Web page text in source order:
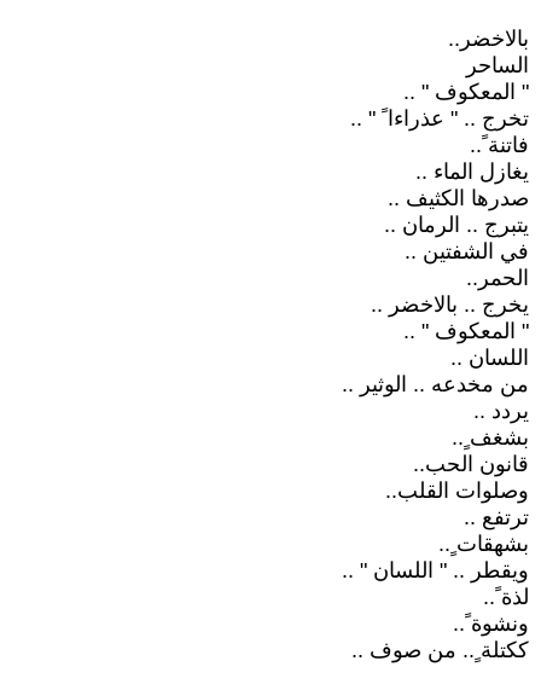
بالاخضر..
الساحر
" المعكوف " ..
تخرج .. " عذراءا ً " ..
فاتنة ً..
يغازل الماء ..
صدرها الكثيف ..
يتبرج .. الرمان ..
في الشفتين ..
الحمر..
يخرج .. بالاخضر ..
" المعكوف " ..
اللسان ..
من مخدعه .. الوثير ..
يردد ..
بشغف ٍ..
قانون الحب..
وصلوات القلب..
ترتفع ..
بشهقات ٍ..
ويقطر .. " اللسان " ..
لذة ً..
ونشوة ً..
ككتلة ٍ.. من صوف ..